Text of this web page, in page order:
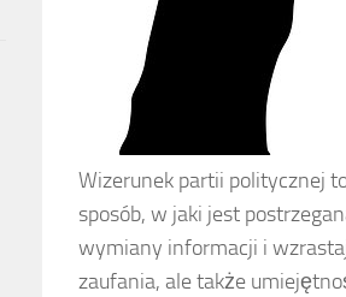
Wizerunek partii politycznej
sposób, w jaki jest
wymiany informacji i
zaufania, ale także